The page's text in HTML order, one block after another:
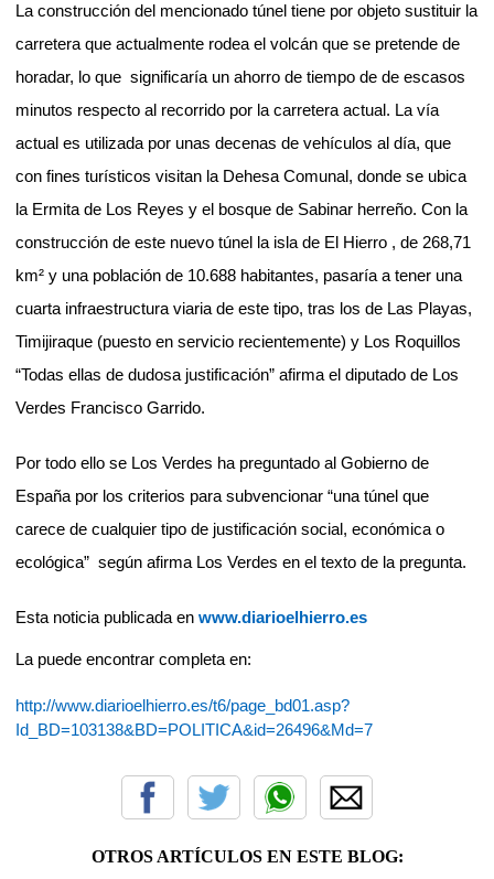
La construcción del mencionado túnel tiene por objeto sustituir la
carretera que actualmente rodea el volcán que se pretende de
horadar, lo que significaría un ahorro de tiempo de de escasos
minutos respecto al recorrido por la carretera actual. La vía
actual es utilizada por unas decenas de vehículos al día, que
con fines turísticos visitan la Dehesa Comunal, donde se ubica
la Ermita de Los Reyes y el bosque de Sabinar herreño. Con la
construcción de este nuevo túnel la isla de El Hierro , de 268,71
km² y una población de 10.688 habitantes, pasaría a tener una
cuarta infraestructura viaria de este tipo, tras los de Las Playas,
Timijiraque (puesto en servicio recientemente) y Los Roquillos
“Todas ellas de dudosa justificación” afirma el diputado de Los
Verdes Francisco Garrido.
Por todo ello se Los Verdes ha preguntado al Gobierno de
España por los criterios para subvencionar “una túnel que
carece de cualquier tipo de justificación social, económica o
ecológica” según afirma Los Verdes en el texto de la pregunta.
Esta noticia publicada en www.diarioelhierro.es
La puede encontrar completa en:
http://www.diarioelhierro.es/t6/page_bd01.asp?
Id_BD=103138&BD=POLITICA&id=26496&Md=7
OTROS ARTÍCULOS EN ESTE BLOG: